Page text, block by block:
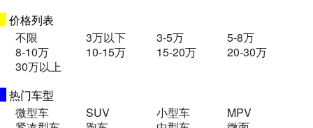
价格列表
不限
3万以下 3-5万
5-8万
8-10万
10-15万 15-20万
20-30万
30万以上
热门车型
微型车
SUV 小型车
MPV